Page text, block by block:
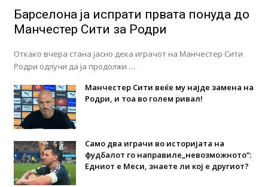
Барселона ја испрати првата понуда до
Манчестер Сити за Родри
Откако вчера стана јасно дека играчот на Манчестер Сити
Родри одлучи да ја продолжи …
Манчестер Сити веќе му најде замена на
Родри, и тоа во голем ривал!
Само два играчи во историјата на
фудбалот го направиле„невозможното“:
Едниот е Меси, знаете ли кој е другиот?